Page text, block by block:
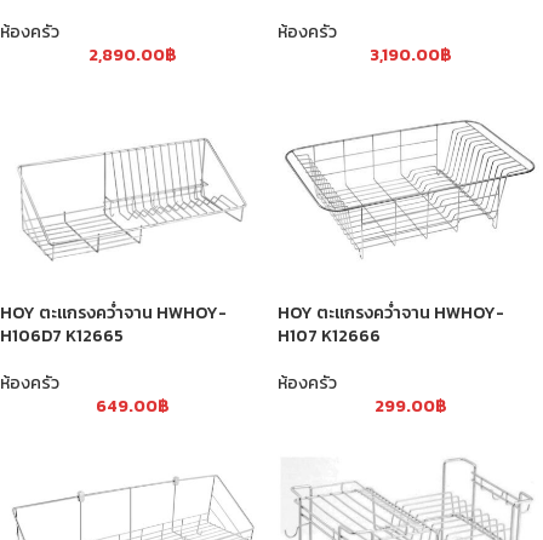
ห้องครัว
2,890.00฿
ห้องครัว
3,190.00฿
HOY ตะแกรงคว่ำจาน HWHOY-
H106D7 K12665
ห้องครัว
649.00฿
HOY ตะแกรงคว่ำจาน HWHOY-
H107 K12666
ห้องครัว
299.00฿